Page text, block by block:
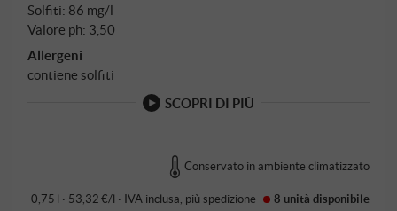
Solfiti: 86 mg/l
Valore ph: 3,50
Allergeni
contiene solfiti
SCOPRI DI PIÙ
Conservato in ambiente climatizzato
0,75 l · 53,32 €/l · IVA inclusa , piùspedizione 8 unità disponibile